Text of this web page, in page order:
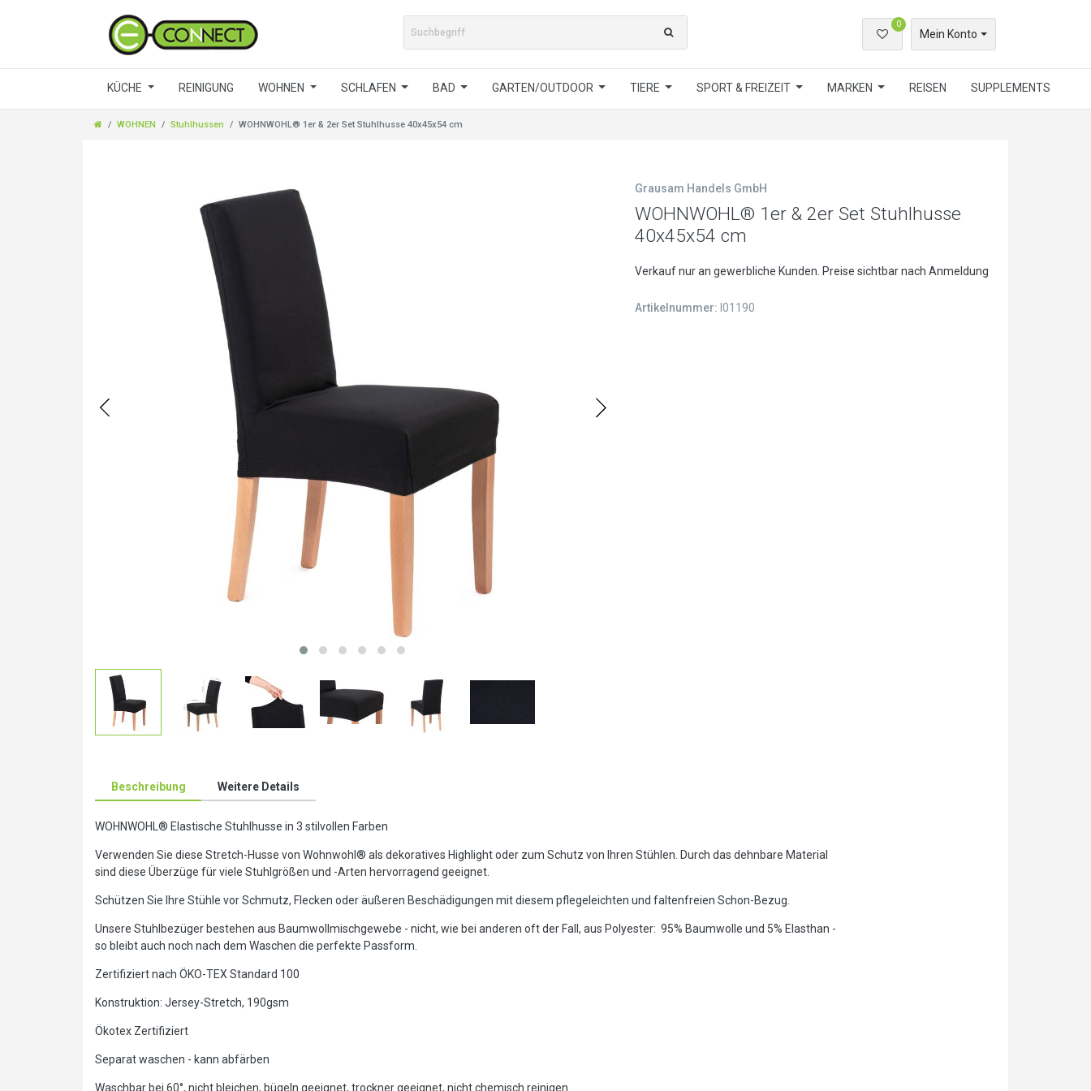
0
Mein Konto
KÜCHE REINIGUNG WOHNEN SCHLAFEN BAD GARTEN/OUTDOOR TIERE SPORT & FREIZEIT MARKEN REISEN SUPPLEMENTS
WOHNEN Stuhlhussen WOHNWOHL® 1er & 2er Set Stuhlhusse 40x45x54 cm
Grausam Handels GmbH
WOHNWOHL® 1er & 2er Set Stuhlhusse
40x45x54 cm
Verkauf nur an gewerbliche Kunden. Preise sichtbar nach Anmeldung
Artikelnummer: I01190
Beschreibung Weitere Details
WOHNWOHL® Elastische Stuhlhusse in 3 stilvollen Farben
Verwenden Sie diese Stretch-Husse von Wohnwohl® als dekoratives Highlight oder zum Schutz von Ihren Stühlen. Durch das dehnbare Material
sind diese Überzüge für viele Stuhlgrößen und -Arten hervorragend geeignet.
Schützen Sie Ihre Stühle vor Schmutz, Flecken oder äußeren Beschädigungen mit diesem pflegeleichten und faltenfreien Schon-Bezug.
Unsere Stuhlbezüger bestehen aus Baumwollmischgewebe - nicht, wie bei anderen oft der Fall, aus Polyester: 95% Baumwolle und 5% Elasthan -
so bleibt auch noch nach dem Waschen die perfekte Passform.
Zertifiziert nach ÖKO-TEX Standard 100
Konstruktion: Jersey-Stretch, 190gsm
Ökotex Zertifiziert
Separat waschen - kann abfärben
Waschbar bei 60°, nicht bleichen, bügeln geeignet, trockner geeignet, nicht chemisch reinigen